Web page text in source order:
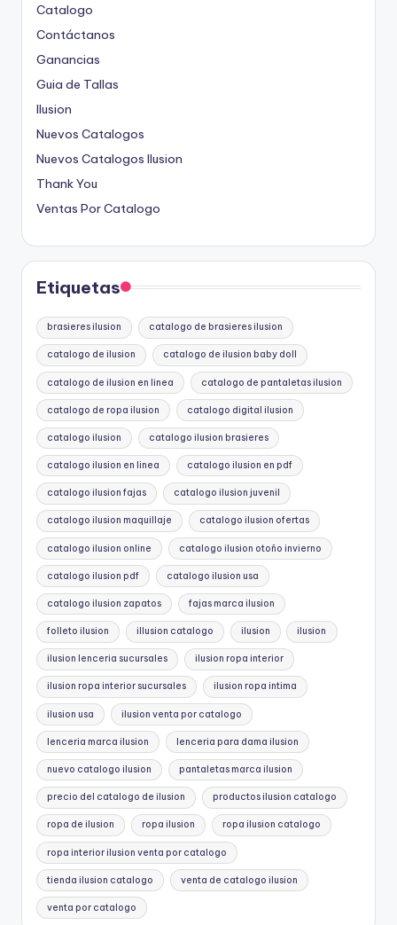
Catalogo
Contáctanos
Ganancias
Guia de Tallas
Ilusion
Nuevos Catalogos
Nuevos Catalogos Ilusion
Thank You
Ventas Por Catalogo
Etiquetas
brasieres ilusion catalogo de brasieres ilusion
catalogo de ilusion catalogo de ilusion baby doll
catalogo de ilusion en linea catalogo de pantaletas ilusion
catalogo de ropa ilusion catalogo digital ilusion
catalogo ilusion catalogo ilusion brasieres
catalogo ilusion en linea catalogo ilusion en pdf
catalogo ilusion fajas catalogo ilusion juvenil
catalogo ilusion maquillaje catalogo ilusion ofertas
catalogo ilusion online catalogo ilusion otoño invierno
catalogo ilusion pdf catalogo ilusion usa
catalogo ilusion zapatos fajas marca ilusion
folleto ilusion illusion catalogo ilusion ilusion
ilusion lenceria sucursales ilusion ropa interior
ilusion ropa interior sucursales ilusion ropa intima
ilusion usa ilusion venta por catalogo
lenceria marca ilusion lenceria para dama ilusion
nuevo catalogo ilusion pantaletas marca ilusion
precio del catalogo de ilusion productos ilusion catalogo
ropa de ilusion ropa ilusion ropa ilusion catalogo
ropa interior ilusion venta por catalogo
tienda ilusion catalogo venta de catalogo ilusion
venta por catalogo